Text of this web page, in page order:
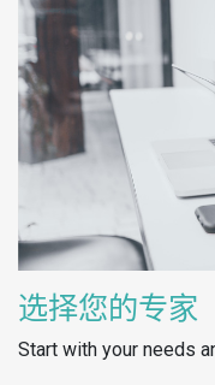
选择您的专家
Start with your needs